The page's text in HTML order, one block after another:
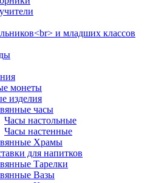
и младших классов
монеты
изделия
часы
Часы настольные
Часы настенные
Храмы
для напитков
Тарелки
Вазы